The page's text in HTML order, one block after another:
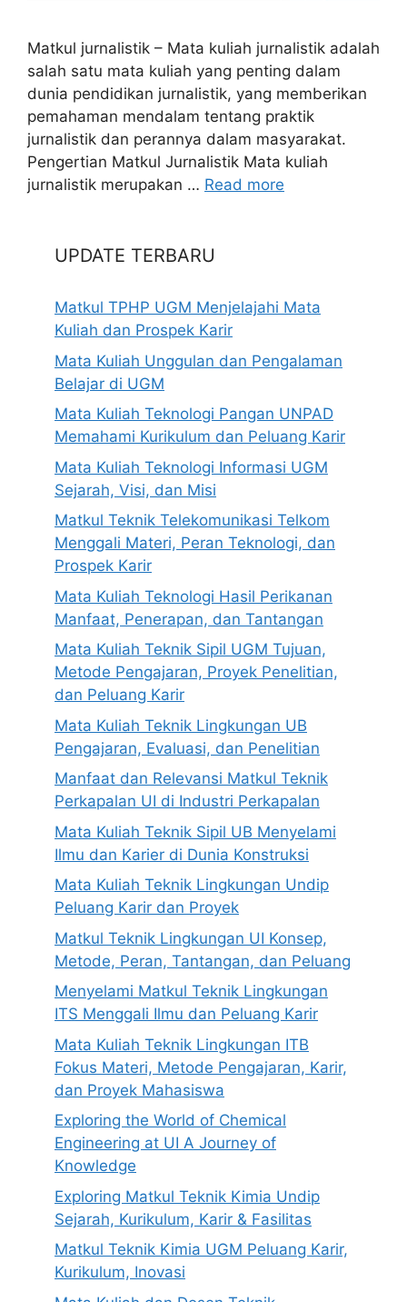
Matkul jurnalistik – Mata kuliah jurnalistik adalah
salah satu mata kuliah yang penting dalam
dunia pendidikan jurnalistik, yang memberikan
pemahaman mendalam tentang praktik
jurnalistik dan perannya dalam masyarakat.
Pengertian Matkul Jurnalistik Mata kuliah
jurnalistik merupakan … Read more
UPDATE TERBARU
Matkul TPHP UGM Menjelajahi Mata
Kuliah dan Prospek Karir
Mata Kuliah Unggulan dan Pengalaman
Belajar di UGM
Mata Kuliah Teknologi Pangan UNPAD
Memahami Kurikulum dan Peluang Karir
Mata Kuliah Teknologi Informasi UGM
Sejarah, Visi, dan Misi
Matkul Teknik Telekomunikasi Telkom
Menggali Materi, Peran Teknologi, dan
Prospek Karir
Mata Kuliah Teknologi Hasil Perikanan
Manfaat, Penerapan, dan Tantangan
Mata Kuliah Teknik Sipil UGM Tujuan,
Metode Pengajaran, Proyek Penelitian,
dan Peluang Karir
Mata Kuliah Teknik Lingkungan UB
Pengajaran, Evaluasi, dan Penelitian
Manfaat dan Relevansi Matkul Teknik
Perkapalan UI di Industri Perkapalan
Mata Kuliah Teknik Sipil UB Menyelami
Ilmu dan Karier di Dunia Konstruksi
Mata Kuliah Teknik Lingkungan Undip
Peluang Karir dan Proyek
Matkul Teknik Lingkungan UI Konsep,
Metode, Peran, Tantangan, dan Peluang
Menyelami Matkul Teknik Lingkungan
ITS Menggali Ilmu dan Peluang Karir
Mata Kuliah Teknik Lingkungan ITB
Fokus Materi, Metode Pengajaran, Karir,
dan Proyek Mahasiswa
Exploring the World of Chemical
Engineering at UI A Journey of
Knowledge
Exploring Matkul Teknik Kimia Undip
Sejarah, Kurikulum, Karir & Fasilitas
Matkul Teknik Kimia UGM Peluang Karir,
Kurikulum, Inovasi